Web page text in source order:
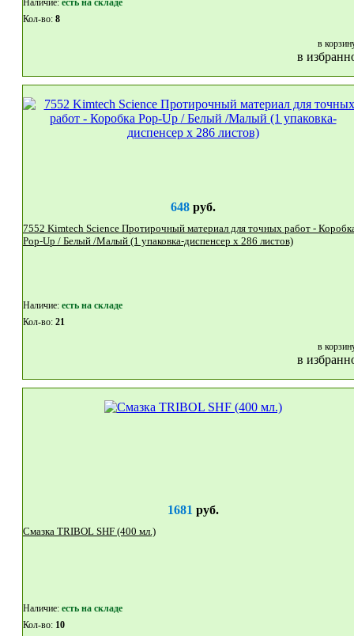
Кол-во: 8
в
в
648руб.
7552 Kimtech Science Протирочный материал для точных работ -
Рор-Up / Белый /Малый (1 упаковка-диспенсер x 286 листов)
Наличие: eсть на складе
Кол-во: 21
в
в
1681 руб.
Смазка TRIBOL SHF (400 мл.)
Наличие: eсть на складе
Кол-во: 10